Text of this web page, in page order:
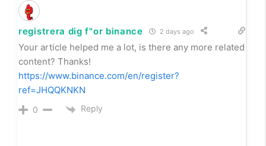
registrera dig f"or binance 2 days ago
Your article helped me a lot, is there any more related
content? Thanks!
https://www.binance.com/en/register?
ref=JHQQKNKN
0 Reply